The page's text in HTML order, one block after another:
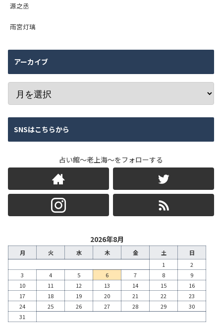
源之丞
雨宮灯璃
アーカイブ
SNSはこちらから
占い館～老上海～をフォローする
2026年8月
月 火 水 木 金 土
日
1
2
3
4 5 6 7 8
9
10
11 12 13 14 15
16
17
18 19 20 21 22
23
24
25 26 27 28 29
30
31